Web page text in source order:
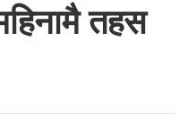
तहस